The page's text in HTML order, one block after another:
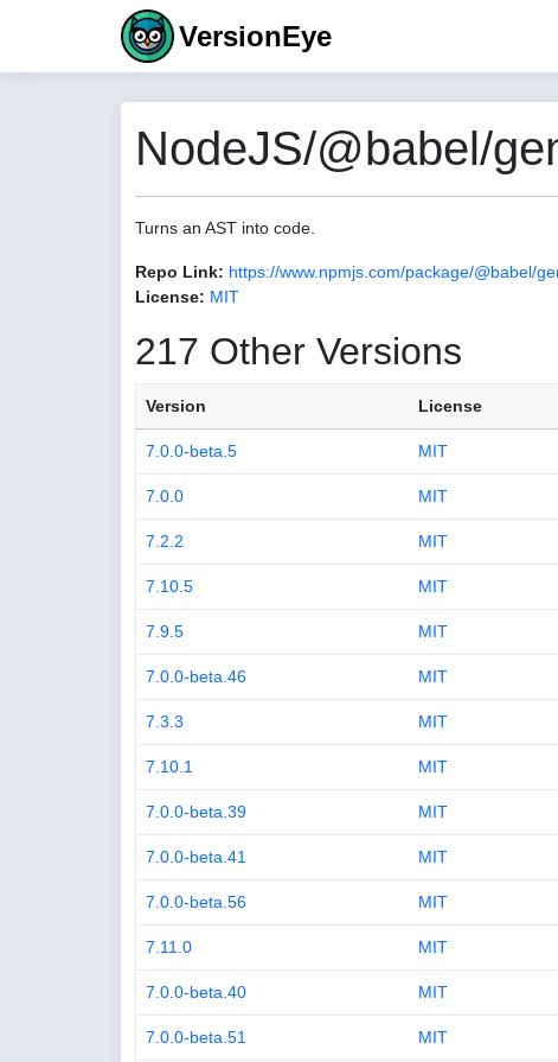
VersionEye
NodeJS/@babel/
Turns an AST into code.
Repo Link: https://www.npmjs.com/package/@babel/
License: MIT
217 Other Versions
Version License
7.0.0-beta.5 MIT
7.0.0 MIT
7.2.2 MIT
7.10.5 MIT
7.9.5 MIT
7.0.0-beta.46 MIT
7.3.3 MIT
7.10.1 MIT
7.0.0-beta.39 MIT
7.0.0-beta.41 MIT
7.0.0-beta.56 MIT
7.11.0 MIT
7.0.0-beta.40 MIT
7.0.0-beta.51 MIT